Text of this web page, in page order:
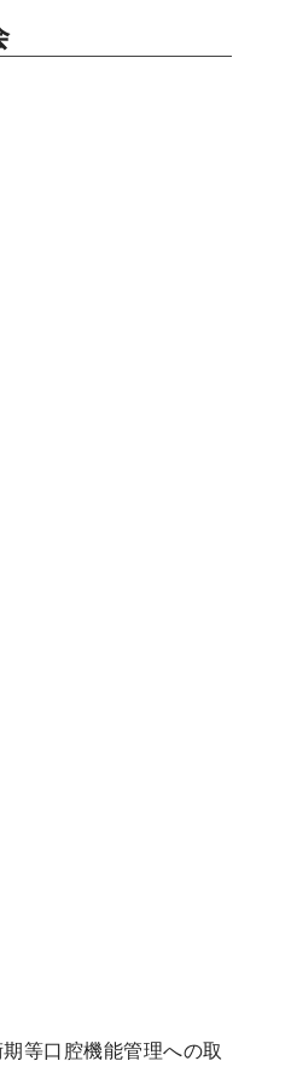
等口腔機能管理への取